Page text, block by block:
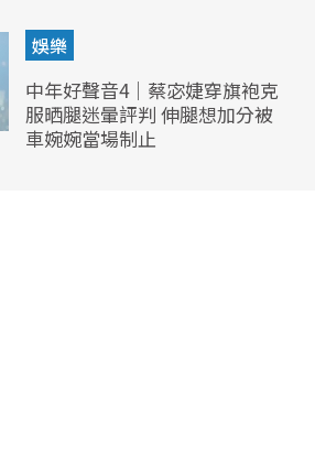
娛樂
中年好聲音4｜蔡宓婕穿旗袍克
服晒腿迷暈評判 伸腿想加分被
車婉婉當場制止